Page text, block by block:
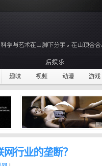
趣味 视频 动漫 游戏
行业的垄断？